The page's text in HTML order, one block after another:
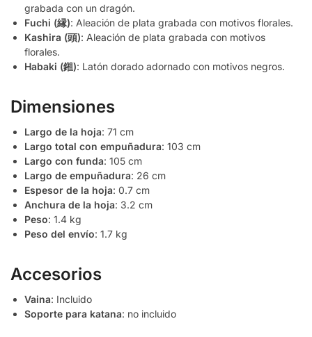
grabada con un dragón.
Fuchi (縁): Aleación de plata grabada con motivos florales.
Kashira (頭): Aleación de plata grabada con motivos
florales.
Habaki (鎺): Latón dorado adornado con motivos negros.
Dimensiones
Largo de la hoja: 71 cm
Largo total con empuñadura: 103 cm
Largo con funda: 105 cm
Largo de empuñadura: 26 cm
Espesor de la hoja: 0.7 cm
Anchura de la hoja: 3.2 cm
Peso: 1.4 kg
Peso del envío: 1.7 kg
Accesorios
Vaina: Incluido
Soporte para katana: no incluido